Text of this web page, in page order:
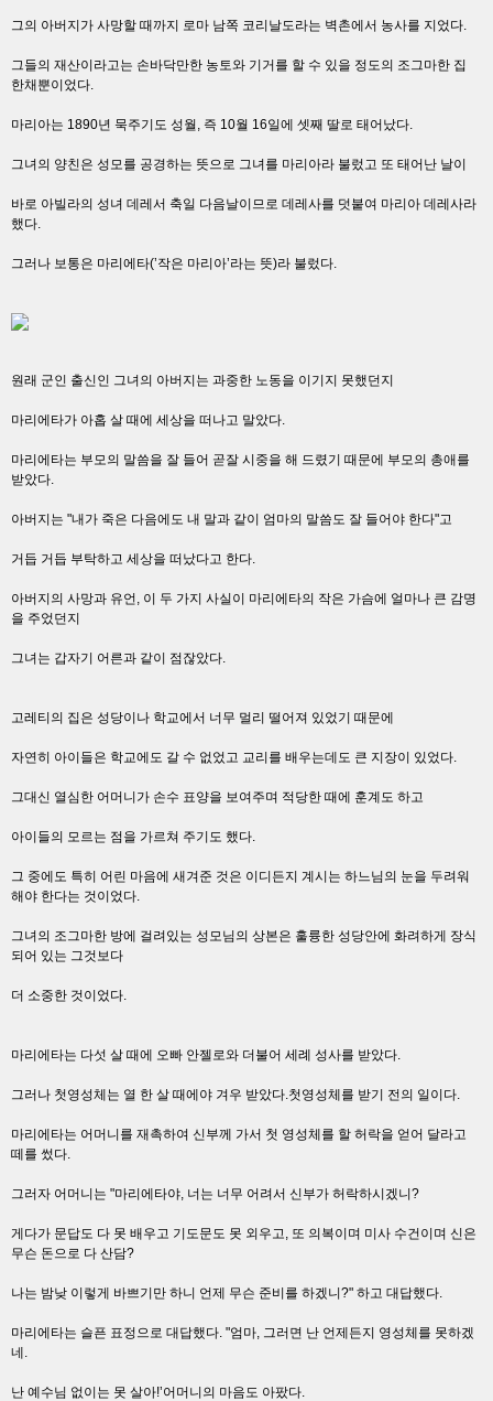
그의 아버지가 사망할 때까지 로마 남쪽 코리날도라는 벽촌에서 농사를 지었다.
그들의 재산이라고는 손바닥만한 농토와 기거를 할 수 있을 정도의 조그마한 집
한채뿐이었다.
마리아는 1890년 묵주기도 성월, 즉 10월 16일에 셋째 딸로 태어났다.
그녀의 양친은 성모를 공경하는 뜻으로 그녀를 마리아라 불렀고 또 태어난 날이
바로 아빌라의 성녀 데레서 축일 다음날이므로 데레사를 덧붙여 마리아 데레사라
했다.
그러나 보통은 마리에타(’작은 마리아’라는 뜻)라 불렀다.
원래 군인 출신인 그녀의 아버지는 과중한 노동을 이기지 못했던지
마리에타가 아홉 살 때에 세상을 떠나고 말았다.
마리에타는 부모의 말씀을 잘 들어 곧잘 시중을 해 드렸기 때문에 부모의 총애를
받았다.
아버지는 "내가 죽은 다음에도 내 말과 같이 엄마의 말씀도 잘 들어야 한다"고
거듭 거듭 부탁하고 세상을 떠났다고 한다.
아버지의 사망과 유언, 이 두 가지 사실이 마리에타의 작은 가슴에 얼마나 큰 감명
을 주었던지
그녀는 갑자기 어른과 같이 점잖았다.
고레티의 집은 성당이나 학교에서 너무 멀리 떨어져 있었기 때문에
자연히 아이들은 학교에도 갈 수 없었고 교리를 배우는데도 큰 지장이 있었다.
그대신 열심한 어머니가 손수 표양을 보여주며 적당한 때에 훈계도 하고
아이들의 모르는 점을 가르쳐 주기도 했다.
그 중에도 특히 어린 마음에 새겨준 것은 이디든지 계시는 하느님의 눈을 두려워
해야 한다는 것이었다.
그녀의 조그마한 방에 걸려있는 성모님의 상본은 훌륭한 성당안에 화려하게 장식
되어 있는 그것보다
더 소중한 것이었다.
마리에타는 다섯 살 때에 오빠 안젤로와 더불어 세례 성사를 받았다.
그러나 첫영성체는 열 한 살 때에야 겨우 받았다.첫영성체를 받기 전의 일이다.
마리에타는 어머니를 재촉하여 신부께 가서 첫 영성체를 할 허락을 얻어 달라고
떼를 썼다.
그러자 어머니는 "마리에타야, 너는 너무 어려서 신부가 허락하시겠니?
게다가 문답도 다 못 배우고 기도문도 못 외우고, 또 의복이며 미사 수건이며 신은
무슨 돈으로 다 산담?
나는 밤낮 이렇게 바쁘기만 하니 언제 무슨 준비를 하겠니?" 하고 대답했다.
마리에타는 슬픈 표정으로 대답했다. "엄마, 그러면 난 언제든지 영성체를 못하겠
네.
난 예수님 없이는 못 살아!’어머니의 마음도 아팠다.